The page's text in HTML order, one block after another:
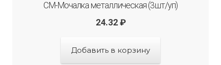
СМ-Мочалка металлическая (3шт/уп)
24.32 ₽
Добавить в корзину